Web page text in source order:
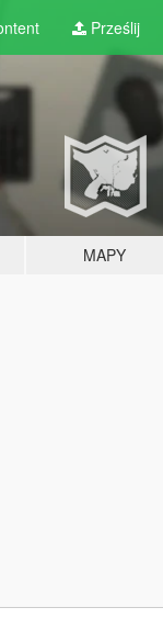
Prześlij
MAPY